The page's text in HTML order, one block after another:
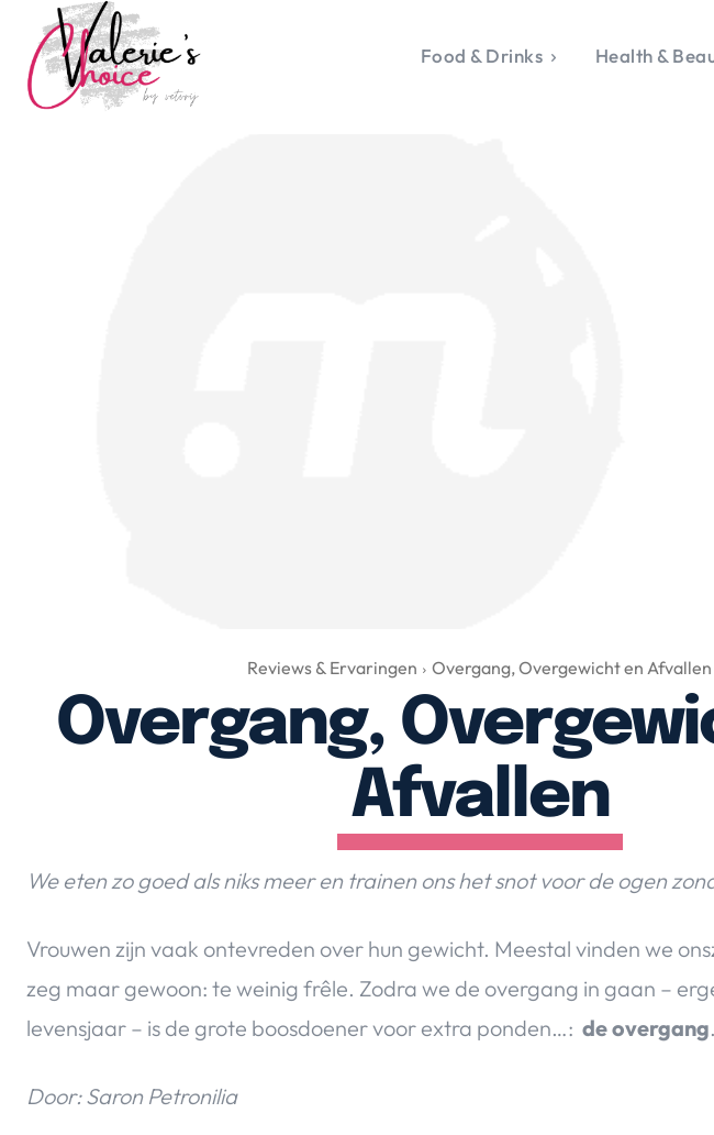
Food & Drinks Health &
Reviews & Ervaringen Overgang, Overgewicht en Afvallen
Overgang,
Afvallen
We eten zo goed als niks meer en trainen ons het snot voor de ogen
Vrouwen zijn vaak ontevreden over hun gewicht. Meestal vinden we
zeg maar gewoon: te weinig frêle. Zodra we de overgang in gaan –
levensjaar – is de grote boosdoener voor extra ponden…: de overgang.
Door: Saron Petronilia